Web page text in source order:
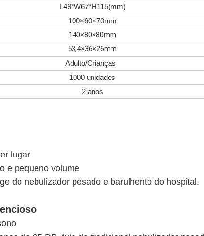
L49*W67*H115(mm)
100×60×70mm
140×80×80mm
53,4×36×26mm
Adulto/Crianças
1000 unidades
2 anos
lugar
e pequeno volume
do nebulizador pesado e barulhento do hospital.